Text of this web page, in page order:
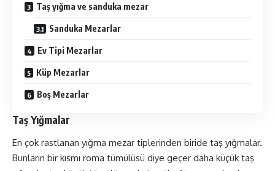
Taş yığma ve sanduka mezar
Sanduka Mezarlar
Ev Tipi Mezarlar
Küp Mezarlar
Boş Mezarlar
Taş Yığmalar
En çok rastlanan yığma mezar tiplerinden biride taş yığmalar.
Bunların bir kısmı roma tümülüsü diye geçer daha küçük taş